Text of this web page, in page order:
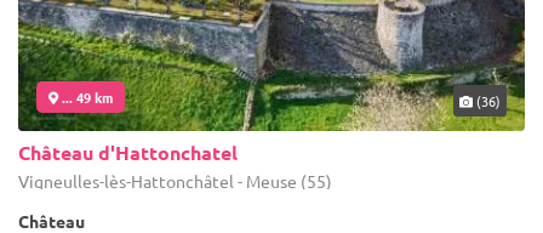
... 49 km (36)
Château d'Hattonchatel
Vigneulles-lès-Hattonchâtel - Meuse (55)
Château